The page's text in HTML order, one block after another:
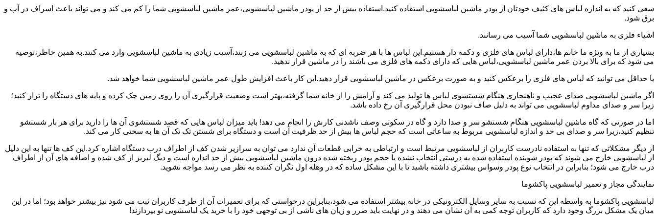
سعی کنید که به اندازه لباس های کثیف خودتان از پودر ماشین لباسشویی استفاده کنید.استفاده بیش از حد از پودر ماشین لباسشویی،عمر ماشین لباسشویی شما را کم می کند و می تواند باعث اسراف در آب و
برق شود.
اشیاء فلزی به ماشین لباسشویی شما آسیب می رسانند.
بسیاری از ما به ویژه ما خانم ها،دارای لباس های فلزی و دکمه دار هستیم.این لباس ها با هر ضربه ای که به ماشین لباسشویی می زنند،آسیب زیادی به ماشین لباسشویی وارد می کنند.به همین خاطر،توصیه
می شود که برای بالا بردن عمر ماشین لباسشویی،لباس هایی که دارای دکمه های فلزی می باشند را در ماشین قرار ندهید.
یا حداقل می توانید که لباس های فلزی را برعکس کنید و به صورت برعکس در ماشین لباسشویی قرار دهید.این کار باعث افزایش طول عمر ماشین لباسشویی شما خواهد شد.
اگر ماشین لباسشویی صدای عجیب و ناهنجاری هنگام شستشوی لباس ها تولید می کند و آرامش را از خانه شما گرفته،بهتر است وضعیت قرارگیری آن را روی زمین چک کرده و پایه های دستگاه را تراز کنید؛
زیرا سر و صدای مداوم لباسشویی می تواند به دلیل صاف نبودن محل قرارگیری آن رخ داده باشد.
اما در صورتی که گاه ماشین لباسشویی هنگام شستشو سر و صدا دارد و گاه در سکوتی وصف ناشدنی کارش را انجام می دهد! باید میزان لباس هایی که قصد شستشوی آن ها را دارید برای هر بار شستشو
تنظیم کنید،زیرا سر و صدای بی حد و اندازه لباسشویی مربوط به ساعاتی است که حجم لباس ها بیش از حد ظرفیت آن است و دستگاه برای شستن تک تک آن ها به سختی کار می کند.
از دیگر مشکلاتی که تنها به استفاده نادرست کاربران از لباسشویی مرتبط است و ارتباطی به خرابی قطعات آن ندارد می توان به سرازیر شدن کف از اطراف درب دستگاه اشاره کرد.این کف ها تنها به این دلیل
از لباسشویی خارج می شوند که پودر شوینده استفاده شده به درستی انتخاب نشده یا حجم پودر ریخته شده درون ماشین لباسشویی بیش از حد اندازه است و دیگ لبریز از کف شده و اضافه های آن از اطراف
درب خارج می شود؛ بنابراین در انتخاب نوع پودر وسواس بیشتری داشته باشید تا با این مشکل ساده که در وهله اول نگران کننده به نظر می رسد مواجه نشوید.
نمایندگی مجاز و تعمیر لباسشویی پاکشوما
لباسشویی پاکشوما به واسطه این که نسبت به سایر وسایل الکترونیکی در خانه بیشتر استفاده می شود،بنابراین درخواستی که برای تعمیرات آن از طرف کاربران ثبت می شود نیز بیشتر خواهد بود؛ اما در این
میان یک مشکل بزرگ وجود دارد که کاربران توجه کمی به آن نشان می دهند و در نهایت باید ضرر و زیان های ناشی از بی توجهی خود را با خرید یک لباسشویی نو بپردازند!